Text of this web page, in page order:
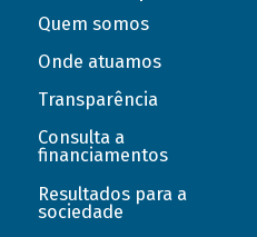
Quem somos
Onde atuamos
Transparência
Consulta a
financiamentos
Resultados para a
sociedade